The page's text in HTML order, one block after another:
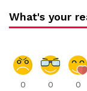
What's your
0 0 0